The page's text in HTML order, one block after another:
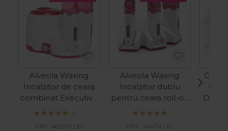
Alveola Waxing
Incalzitor de ceara
combinat Executive
Combo
PRP: 482,00 LEI
Alveola Waxing
Incalzitor dublu
pentru ceara roll-on
Executive Trio
PRP: 344,74 LEI
DUO